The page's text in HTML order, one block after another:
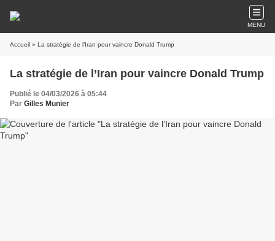
MENU
Accueil » La stratégie de l’Iran pour vaincre Donald Trump
La stratégie de l’Iran pour vaincre Donald Trump
Publié le 04/03/2026 à 05:44
Par Gilles Munier